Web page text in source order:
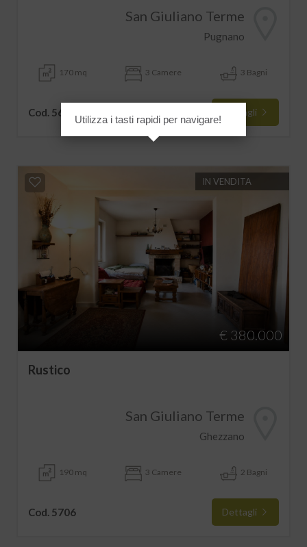
San Giuliano Terme
Pugnano
170 mq 3 Camere 3 Bagni
Cod. 5692 Dettagli
IN VENDITA
€ 380.000
Rustico
San Giuliano Terme
Ghezzano
190 mq 3 Camere 2 Bagni
Cod. 5706 Dettagli
Utilizza i tasti rapidi per navigare!